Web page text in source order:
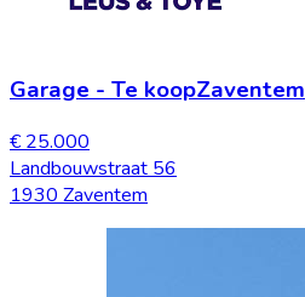
Garage - Te koopZaventem
€ 25.000
Landbouwstraat 56
1930 Zaventem